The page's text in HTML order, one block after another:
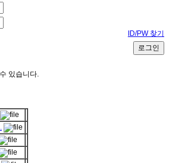
ID/PW 찾기
로그인
있습니다.